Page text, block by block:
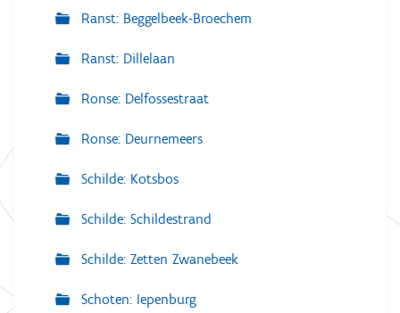
Ranst: Beggelbeek-Broechem
Ranst: Dillelaan
Ronse: Delfossestraat
Ronse: Deurnemeers
Schilde: Kotsbos
Schilde: Schildestrand
Schilde: Zetten Zwanebeek
Schoten: Iepenburg